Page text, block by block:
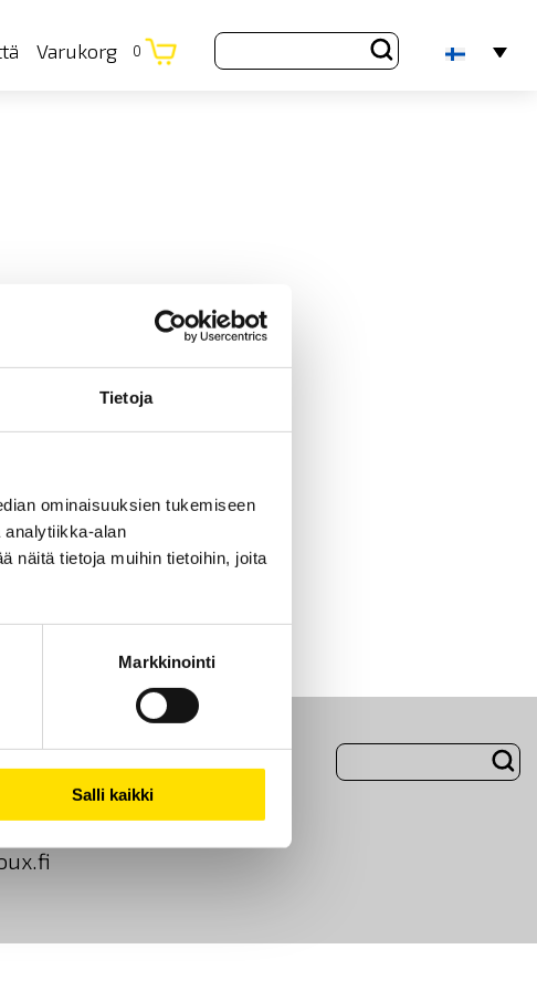
Tietoja
ominaisuuksien tukemiseen
analytiikka-alan
näitä tietoja muihin tietoihin, joita
Markkinointi
Salli kaikki
Varukorg 0
Evästeet